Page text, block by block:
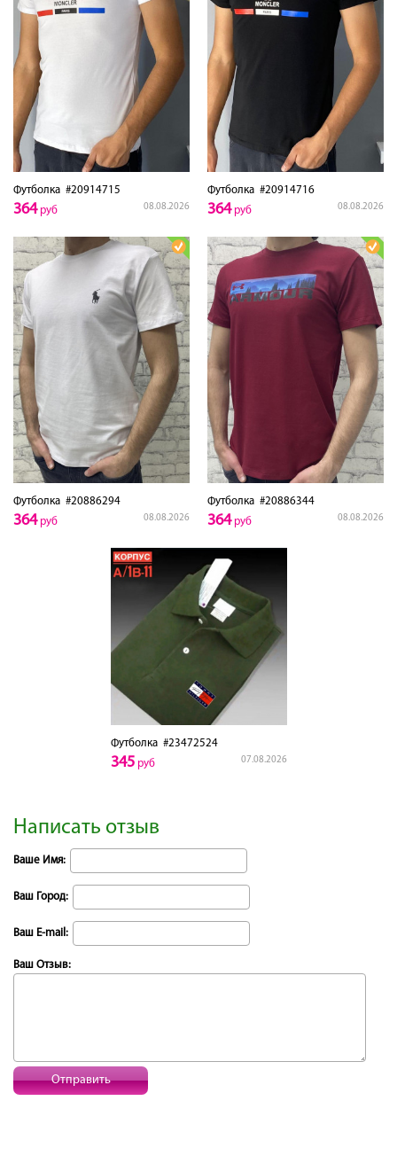
Футболка #20914715
08.08.2026
364руб
Футболка #20914716
08.08.2026
364руб
Футболка #20886294
08.08.2026
364руб
Футболка #20886344
08.08.2026
364руб
Футболка#23472524
07.08.2026
345руб
Написать отзыв
Ваше Имя:
Ваш Город:
Ваш E-mail:
Ваш Отзыв:
Отправить